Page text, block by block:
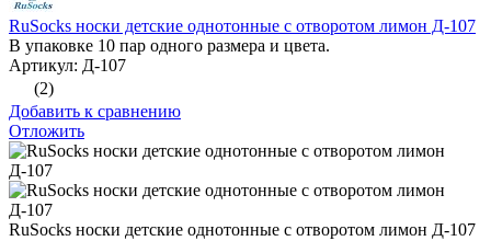
RuSocks носки детские однотонные с отворотом лимон Д-107
В упаковке 10 пар одного размера и цвета.
Артикул: Д-107
(2)
Добавить к сравнению
Отложить
RuSocks носки детские однотонные с отворотом лимон Д-107